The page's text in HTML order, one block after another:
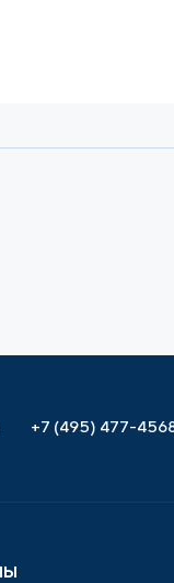
+7 (495) 477-